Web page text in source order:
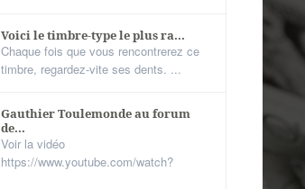
Voici le timbre-type le plus ra...
Chaque fois que vous rencontrerez ce
timbre, regardez-vite ses dents. ...
Gauthier Toulemonde au forum
de...
Voir la vidéo
https://www.youtube.com/watch?